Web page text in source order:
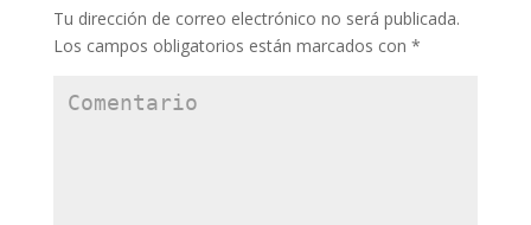
Tu dirección de correo electrónico no será publicada.
Los campos obligatorios están marcados con *